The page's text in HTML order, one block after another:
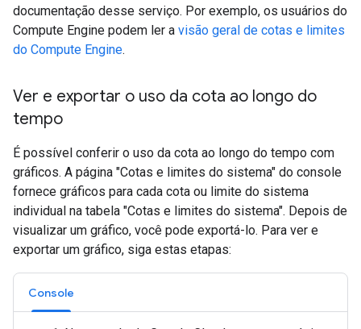
documentação desse serviço. Por exemplo, os usuários do
Compute Engine podem ler a visão geral de cotas e limites
do Compute Engine.
Ver e exportar o uso da cota ao longo do
tempo
É possível conferir o uso da cota ao longo do tempo com
gráficos. A página "Cotas e limites do sistema" do console
fornece gráficos para cada cota ou limite do sistema
individual na tabela "Cotas e limites do sistema". Depois de
visualizar um gráfico, você pode exportá-lo. Para ver e
exportar um gráfico, siga estas etapas:
Console